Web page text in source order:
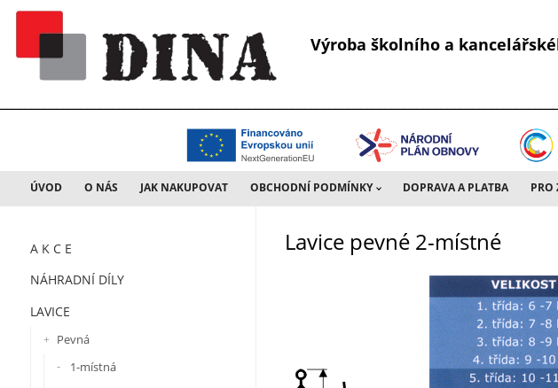
Výroba školního a
ÚVOD O NÁS JAK NAKUPOVAT OBCHODNÍ PODMÍNKY DOPRAVA A PLATBA PRO
A K C E
NÁHRADNÍ DÍLY
LAVICE
Pevná
1-místná
Lavice pevné 2-místné